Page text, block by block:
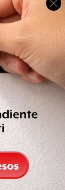
2019 al
campeón de
ya que éste
de
en junio de
un poco
también
para
de 2019 con